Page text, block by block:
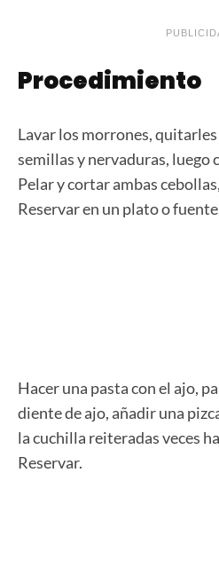
Procedimiento
Lavar los morrones,
semillas y nervaduras, luego
Pelar y cortar ambas
Reservar en un plato o
Hacer una pasta con el ajo,
diente de ajo, añadir una
la cuchilla reiteradas veces
Reservar.